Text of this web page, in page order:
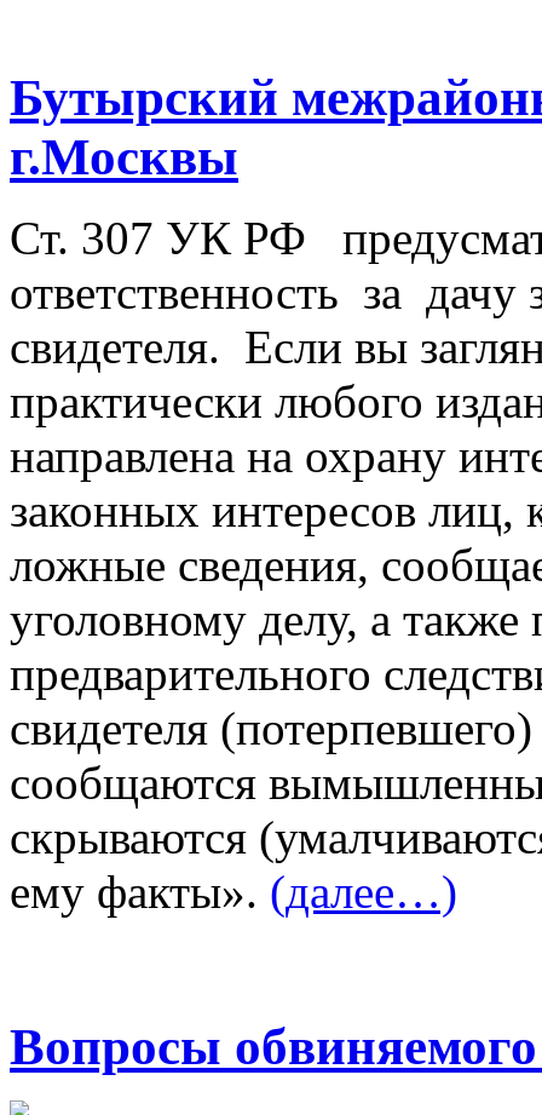
Бутырский
г.Москвы
Ст. 307 УК РФ
ответственность за
свидетеля. Если вы
практически любого
направлена на охрану
законных интересов лиц,
ложные сведения,
уголовному делу, а также
предварительного
свидетеля
сообщаются
скрываются
ему факты». (далее…)
Вопросы